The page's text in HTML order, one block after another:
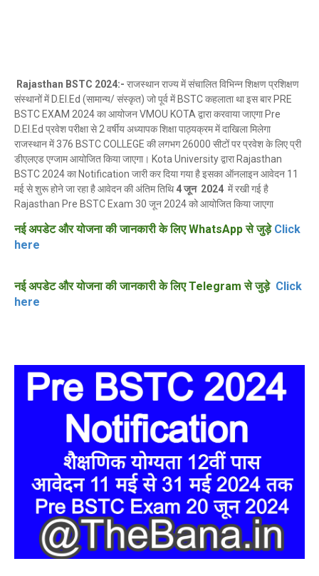
Rajasthan BSTC 2024:- राजस्थान राज्य में संचालित विभिन्न शिक्षण प्रशिक्षण
संस्थानों में D.El.Ed (सामान्य/ संस्कृत) जो पूर्व में BSTC कहलाता था इस बार PRE
BSTC EXAM 2024 का आयोजन VMOU KOTA द्वारा करवाया जाएगा Pre
D.El.Ed प्रवेश परीक्षा से 2 वर्षीय अध्यापक शिक्षा पाठ्यक्रम में दाखिला मिलेगा
राजस्थान में 376 BSTC COLLEGE की लगभग 26000 सीटों पर प्रवेश के लिए प्री
डीएलएड एग्जाम आयोजित किया जाएगा। Kota University द्वारा Rajasthan
BSTC 2024 का Notification जारी कर दिया गया है इसका ऑनलाइन आवेदन 11
मई से शुरू होने जा रहा है आवेदन की अंतिम तिथि4 जून 2024 में रखी गई है
Rajasthan Pre BSTC Exam 30 जून 2024 को आयोजित किया जाएगा
नई अपडेट और योजना की जानकारी के लिए WhatsApp से जुड़ेClick
here
नई अपडेट और योजना की जानकारी के लिए Telegram से जुड़ेClick
here